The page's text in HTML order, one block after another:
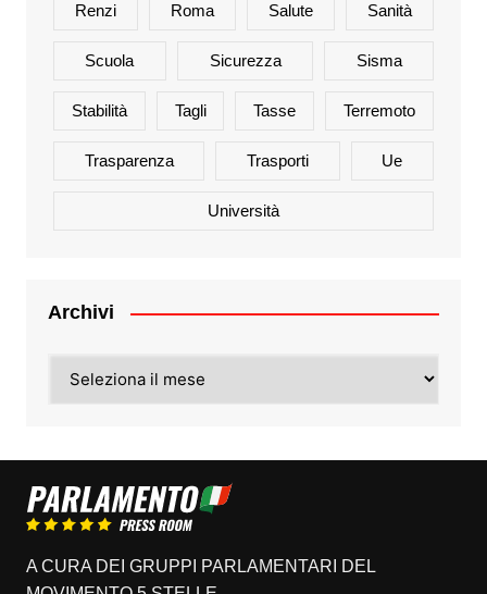
Renzi Roma Salute Sanità
Scuola Sicurezza Sisma
Stabilità Tagli Tasse Terremoto
Trasparenza Trasporti Ue
Università
Archivi
A CURA DEI GRUPPI PARLAMENTARI DEL